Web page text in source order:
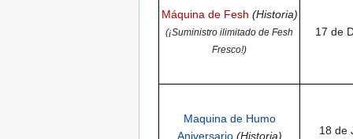
Máquina de Fesh (Historia)
(¡Suministro ilimitado de Fesh
Fresco!)
17 de
Maquina de Humo
Aniversario (Historia) 18 de